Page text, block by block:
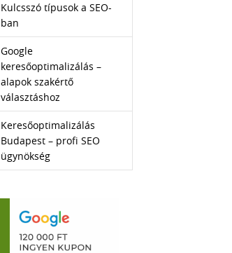
Kulcsszó típusok a SEO-
ban
Google
keresőoptimalizálás –
alapok szakértő
választáshoz
Keresőoptimalizálás
Budapest – profi SEO
ügynökség